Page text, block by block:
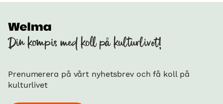
Din kompis med koll på kulturlivet!
Prenumerera på vårt nyhetsbrev och få koll på
kulturlivet